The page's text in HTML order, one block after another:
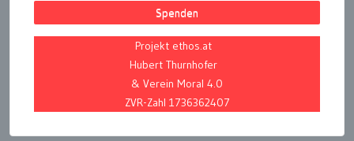
Spenden
Projekt ethos.at
Hubert Thurnhofer
& Verein Moral 4.0
ZVR-Zahl 1736362407